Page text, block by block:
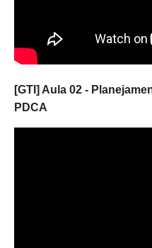
[GTI] Aula 02 -
PDCA